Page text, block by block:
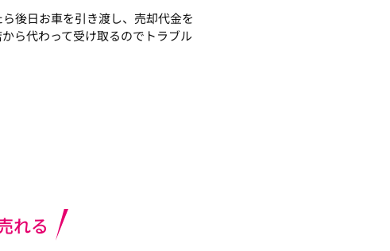
後日お車を引き渡し、売却代金を
ら代わって受け取るのでトラブル
れる